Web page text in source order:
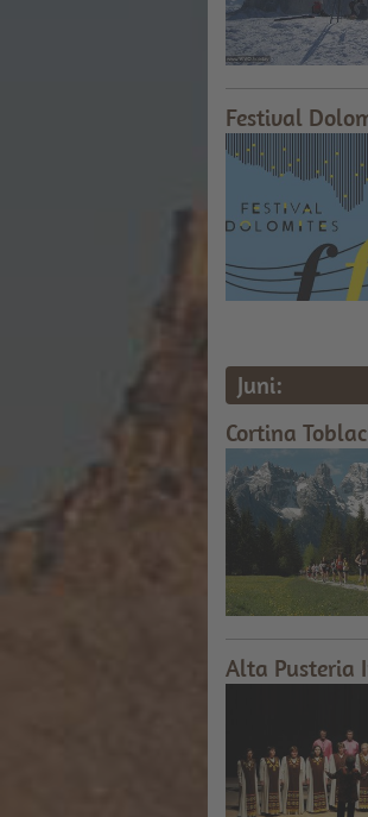
Festival
Juni:
Cortina
Alta Pusteria